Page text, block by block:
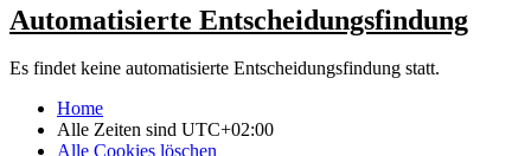
Automatisierte Entscheidungsfindung
Es findet keine automatisierte Entscheidungsfindung statt.
Home
Alle Zeiten sind UTC+02:00
Alle Cookies löschen